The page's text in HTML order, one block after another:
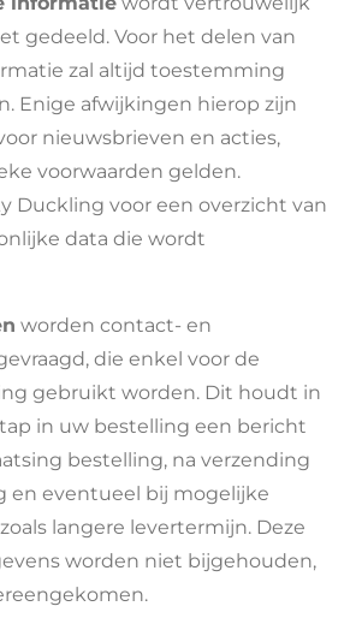
gedeeld. Voor het delen van
zal altijd toestemming
Enige afwijkingen hierop zijn
nieuwsbrieven en acties,
voorwaarden gelden.
Duckling voor een overzicht van
data die wordt
worden contact- en
die enkel voor de
gebruikt worden. Dit houdt in
in uw bestelling een bericht
bestelling, na verzending
en eventueel bij mogelijke
langere levertermijn. Deze
worden niet bijgehouden,